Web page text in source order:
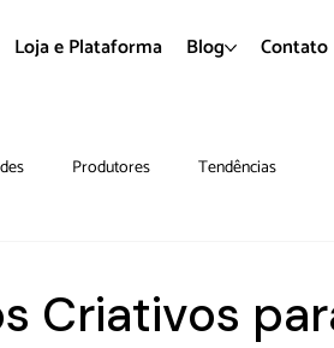
Loja e Plataforma Blog Contato
Produtores Tendências
Criativos